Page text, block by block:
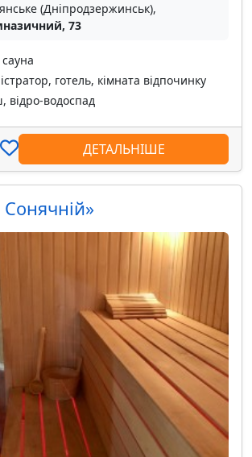
(Дніпродзержинськ),
73
готель, кімната відпочинку
відро-водоспад
ДЕТАЛЬНІШЕ